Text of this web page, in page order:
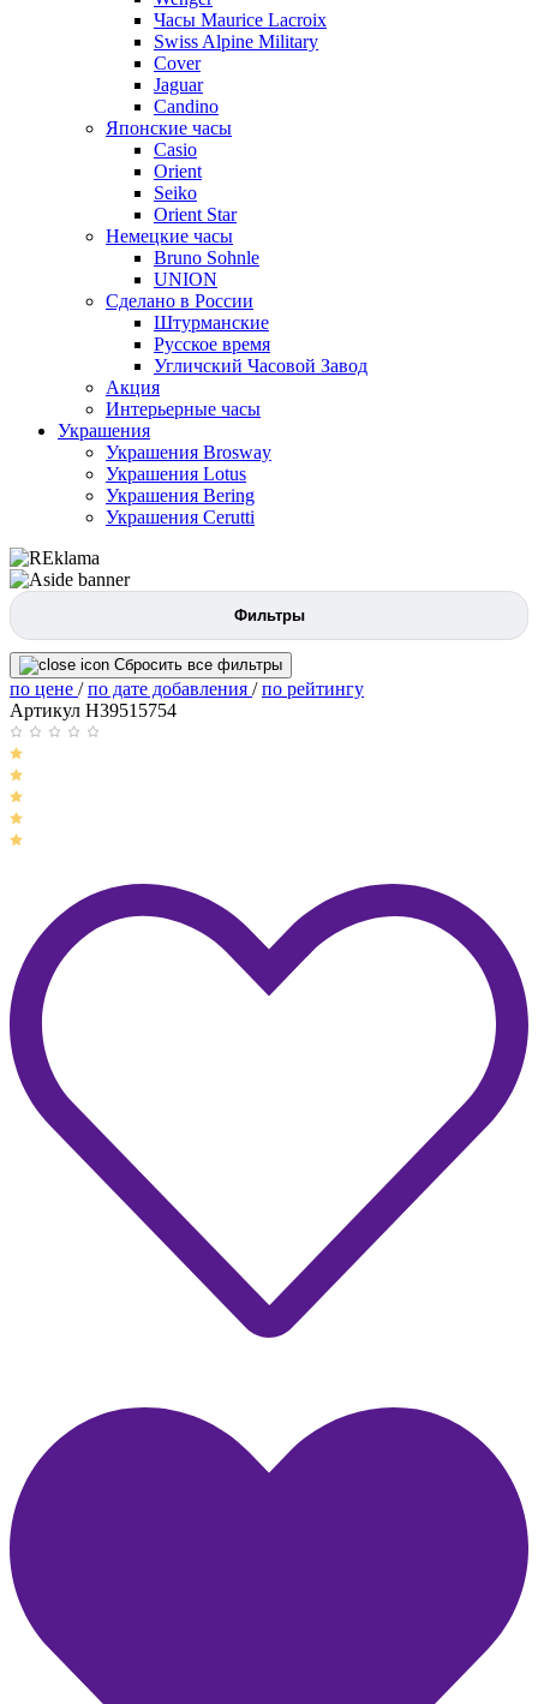
Часы Maurice Lacroix
Swiss Alpine Military
Cover
Jaguar
Candino
Японские часы
Casio
Orient
Seiko
Orient Star
Немецкие часы
Bruno Sohnle
UNION
Сделано в России
Штурманские
Русское время
Угличский Часовой Завод
Акция
Интерьерные часы
Украшения
Украшения Brosway
Украшения Lotus
Украшения Bering
Украшения Cerutti
Фильтры
Сбросить все фильтры
по цене /по дате добавления /по рейтингу
Артикул H39515754